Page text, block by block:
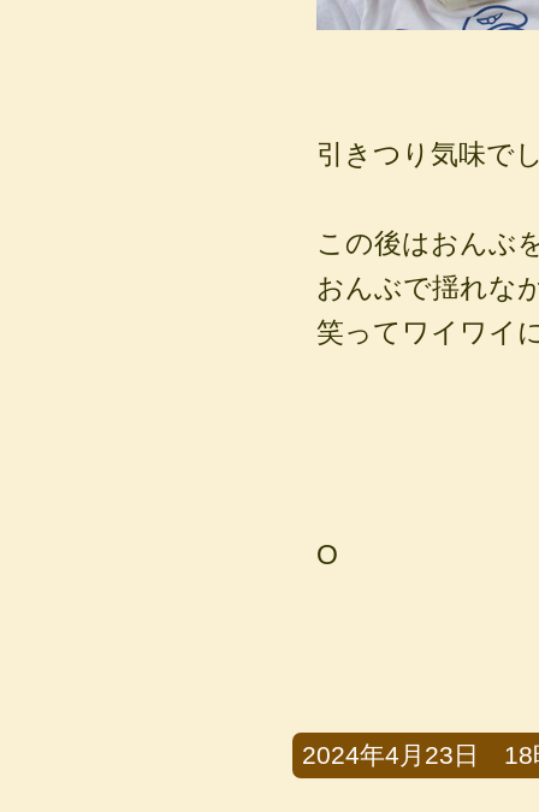
引きつり気味で
この後はおんぶ
おんぶで揺れな
笑ってワイワイ
O
2024年4月23日 18